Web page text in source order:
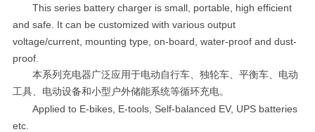
This series battery charger is small, portable, high efficient
and safe. It can be customized with various output
voltage/current, mounting type, on-board, water-proof and dust-
proof.
本系列充电器广泛应用于电动自行车、独轮车、平衡车、电动
工具、电动设备和小型户外储能系统等循环充电。
Applied to E-bikes, E-tools, Self-balanced EV, UPS batteries
etc.